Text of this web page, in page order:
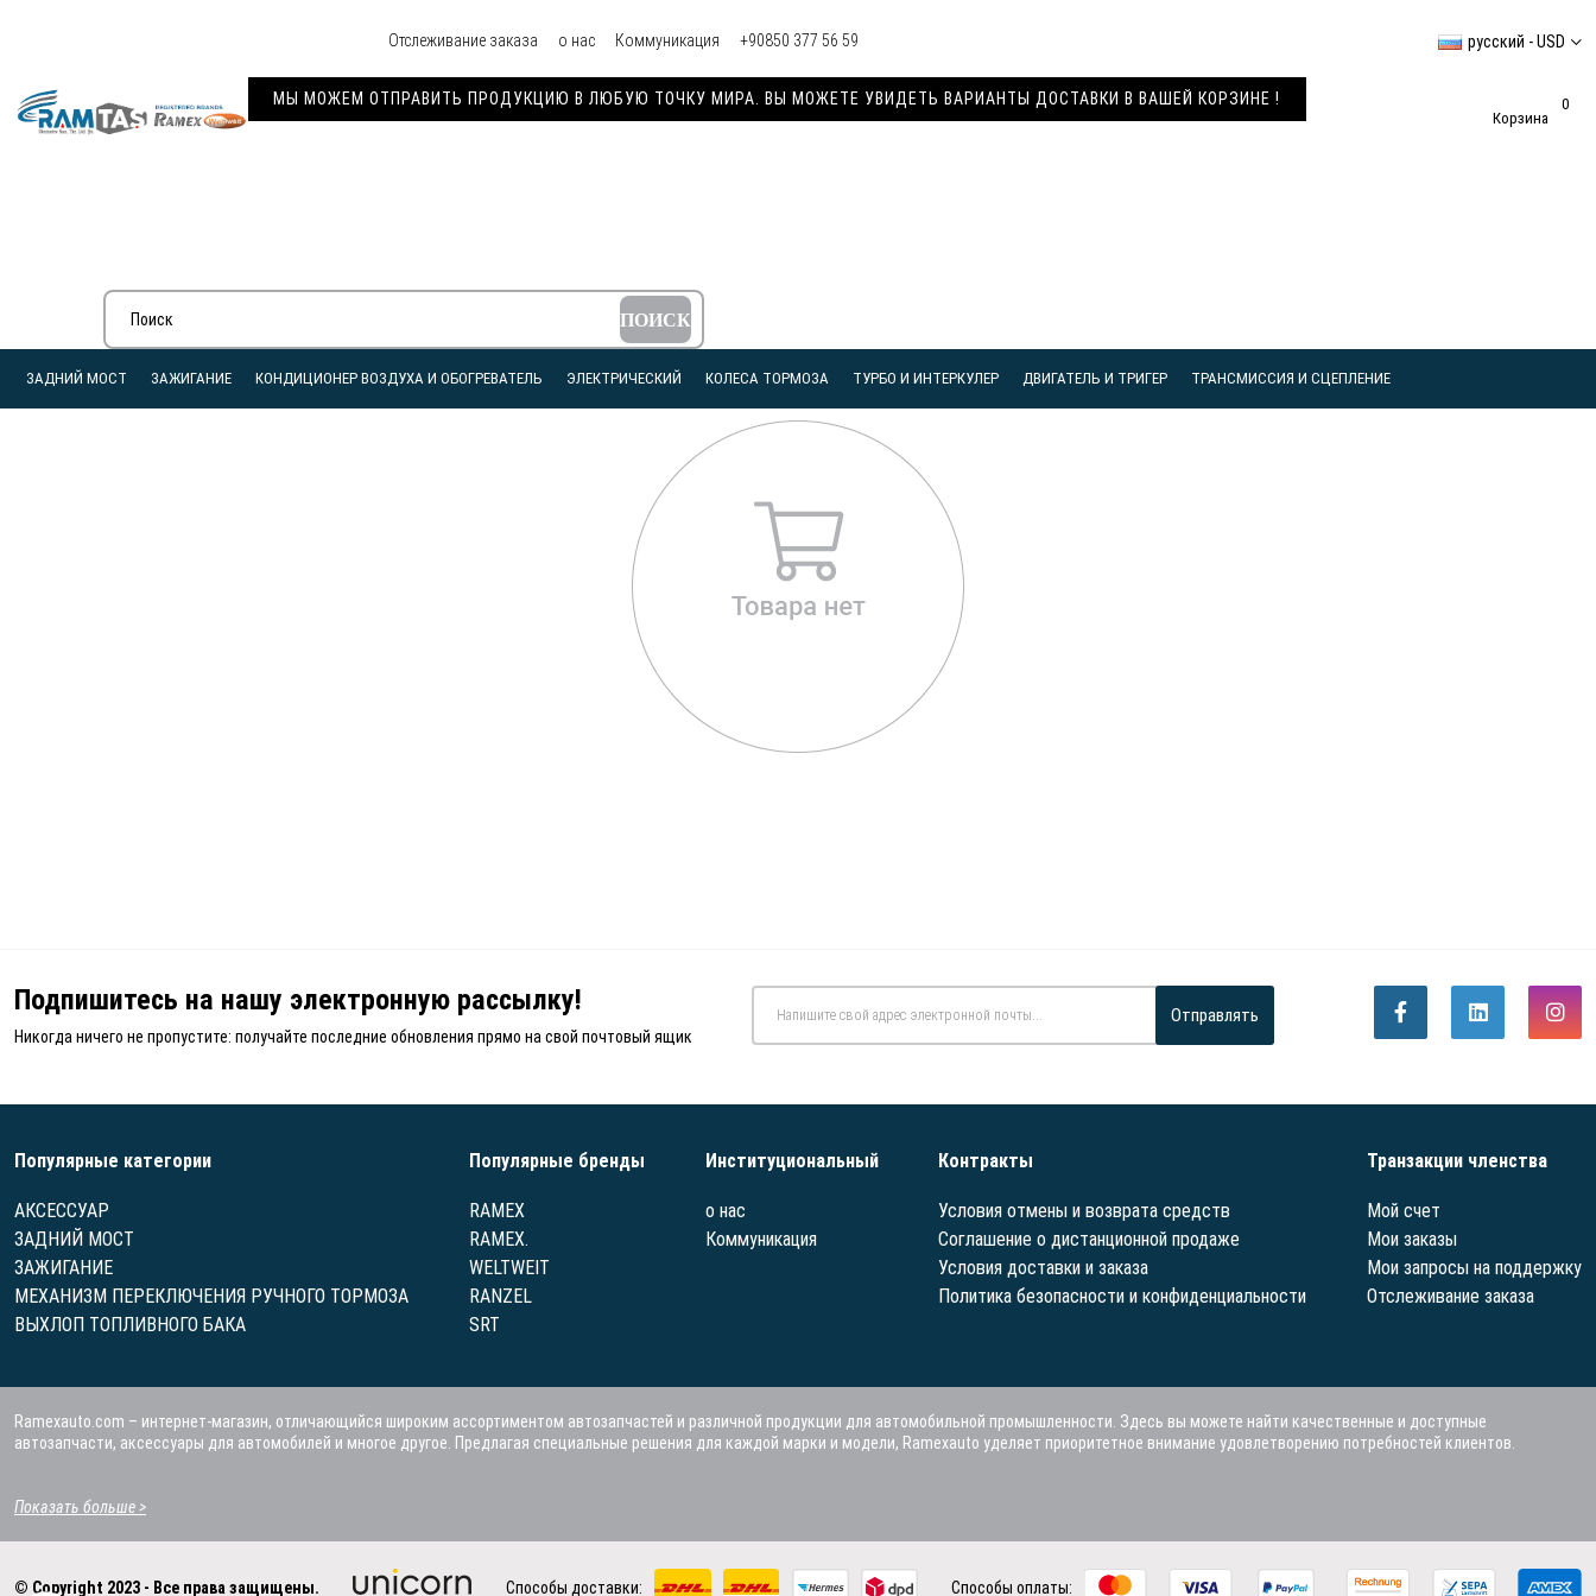
Отслеживание заказа о нас Коммуникация +90850 377 56 59
МЫ МОЖЕМ ОТПРАВИТЬ ПРОДУКЦИЮ В ЛЮБУЮ ТОЧКУ МИРА. ВЫ МОЖЕТЕ УВИДЕТЬ ВАРИАНТЫ ДОСТАВКИ В ВАШЕЙ КОРЗИНЕ !
русский - USD
Корзина
0
ЗАДНИЙ МОСТ ЗАЖИГАНИЕ КОНДИЦИОНЕР ВОЗДУХА И ОБОГРЕВАТЕЛЬ ЭЛЕКТРИЧЕСКИЙ КОЛЕСА ТОРМОЗА ТУРБО И ИНТЕРКУЛЕР ДВИГАТЕЛЬ И ТРИГЕР ТРАНСМИССИЯ И СЦЕПЛЕНИЕ
Подпишитесь на нашу электронную рассылку!
Никогда ничего не пропустите: получайте последние обновления прямо на свой почтовый ящик
Отправлять
Популярные категории
АКСЕССУАР
ЗАДНИЙ МОСТ
ЗАЖИГАНИЕ
МЕХАНИЗМ ПЕРЕКЛЮЧЕНИЯ РУЧНОГО ТОРМОЗА
ВЫХЛОП ТОПЛИВНОГО БАКА
Популярные бренды
RAMEX
RAMEX.
WELTWEIT
RANZEL
SRT
Институциональный
о нас
Коммуникация
Контракты
Условия отмены и возврата средств
Соглашение о дистанционной продаже
Условия доставки и заказа
Политика безопасности и конфиденциальности
Транзакции членства
Мой счет
Мои заказы
Мои запросы на поддержку
Отслеживание заказа
Ramexauto.com – интернет-магазин, отличающийся широким ассортиментом автозапчастей и различной продукции для автомобильной промышленности. Здесь вы можете найти качественные и доступные
автозапчасти, аксессуары для автомобилей и многое другое. Предлагая специальные решения для каждой марки и модели, Ramexauto уделяет приоритетное внимание удовлетворению потребностей клиентов.
Показать больше >
© Copyright 2023 - Все права защищены. Способы доставки: Способы оплаты: